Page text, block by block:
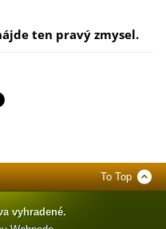
ten pravý zmysel.
To Top
vyhradené.